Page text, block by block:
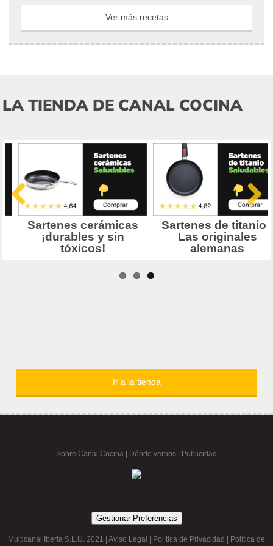
Ver más recetas
LA TIENDA DE CANAL COCINA
Ir a la tienda
Sobre Canal Cocina Dónde vernos | Publicidad
Gestionar Preferencias
Multicanal Iberia S.L.U. 2021 | Aviso Legal Política de Privacidad Política de